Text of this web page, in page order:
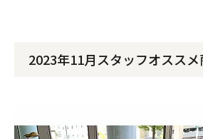
2023年11月スタッフオススメ